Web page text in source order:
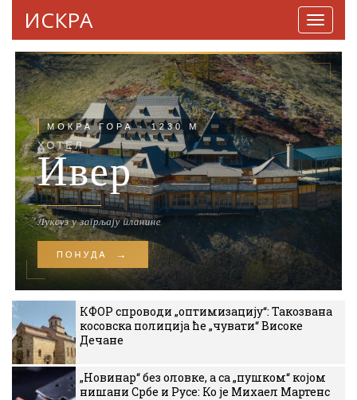
ИСКРА
КФОР спроводи „оптимизацију“: Такозвана
косовска полиција ће „чувати“ Високе
Дечане
„Новинар“ без оловке, а са „пушком“ којом
нишани Србе и Русе: Ко је Михаел Мартенс